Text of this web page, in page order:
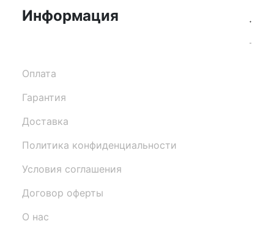
Информация
Оплата
Гарантия
Доставка
Политика конфиденциальности
Условия соглашения
Договор оферты
О нас